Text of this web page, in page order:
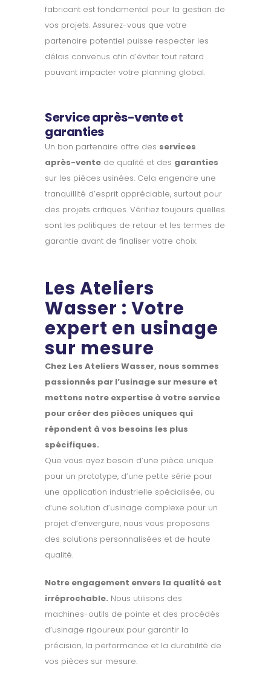
fabricant est fondamental pour la gestion de
vos projets. Assurez-vous que votre
partenaire potentiel puisse respecter les
délais convenus afin d’éviter tout retard
pouvant impacter votre planning global.
Service après-vente et
garanties
Un bon partenaire offre des services
après-vente de qualité et des garanties
sur les pièces usinées. Cela engendre une
tranquillité d’esprit appréciable, surtout pour
des projets critiques. Vérifiez toujours quelles
sont les politiques de retour et les termes de
garantie avant de finaliser votre choix.
Les Ateliers
Wasser : Votre
expert en usinage
sur mesure
Chez Les Ateliers Wasser, nous sommes
passionnés par l’usinage sur mesure et
mettons notre expertise à votre service
pour créer des pièces uniques qui
répondent à vos besoins les plus
spécifiques.
Que vous ayez besoin d’une pièce unique
pour un prototype, d’une petite série pour
une application industrielle spécialisée, ou
d’une solution d’usinage complexe pour un
projet d’envergure, nous vous proposons
des solutions personnalisées et de haute
qualité.
Notre engagement envers la qualité est
irréprochable. Nous utilisons des
machines-outils de pointe et des procédés
d’usinage rigoureux pour garantir la
précision, la performance et la durabilité de
vos pièces sur mesure.